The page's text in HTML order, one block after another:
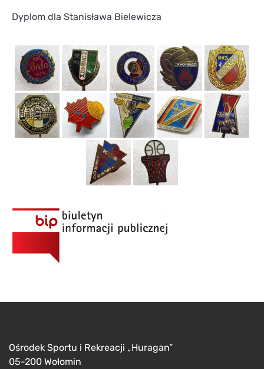
Dyplom dla Stanisława Bielewicza
Ośrodek Sportu i Rekreacji „Huragan”
05-200 Wołomin